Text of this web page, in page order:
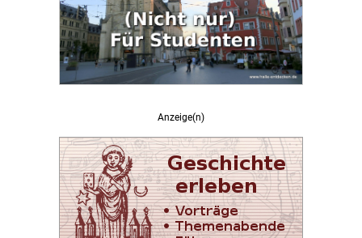
Anzeige(n)